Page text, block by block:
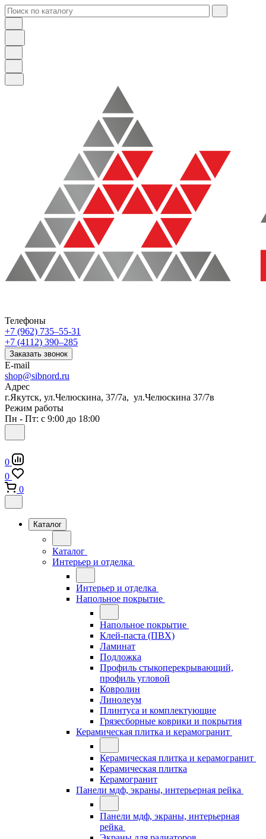
Телефоны
+7 (962) 735‒55-31
+7 (4112) 390‒285
Заказать звонок
E-mail
shop@sibnord.ru
Адрес
​г.Якутск, ул.Челюскина, 37/7а, ул.Челюскина 37/7в
Режим работы
Пн - Пт: с 9:00 до 18:00
0
0
0
Каталог
Каталог
Интерьер и отделка
Интерьер и отделка
Напольное покрытие
Напольное покрытие
Клей-паста (ПВХ)
Ламинат
Подложка
Профиль стыкоперекрывающий,
профиль угловой
Ковролин
Линолеум
Плинтуса и комплектующие
Грязесборные коврики и покрытия
Керамическая плитка и керамогранит
Керамическая плитка и керамогранит
Керамическая плитка
Керамогранит
Панели мдф, экраны, интерьерная рейка
Панели мдф, экраны, интерьерная
рейка